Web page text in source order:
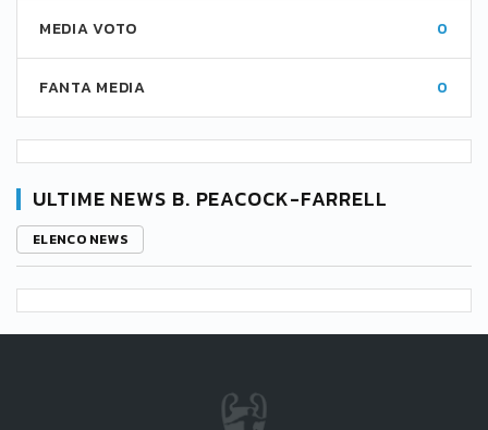
MEDIA VOTO 0
FANTA MEDIA 0
ULTIME NEWS B. PEACOCK-FARRELL
ELENCO NEWS